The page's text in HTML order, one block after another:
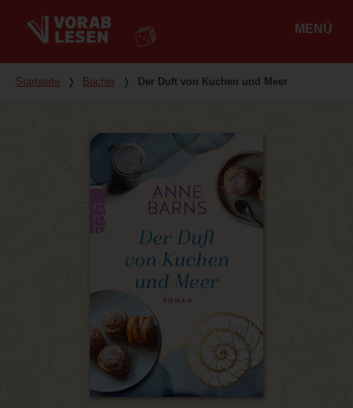
MENÜ
Du bist hier
Startseite ❭ Bücher ❭ Der Duft von Kuchen und Meer